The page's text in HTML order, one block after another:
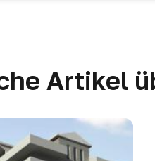
Artikel